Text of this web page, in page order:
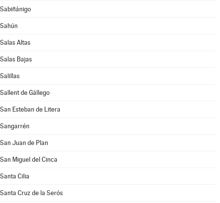
Sabiñánigo
Sahún
Salas Altas
Salas Bajas
Salillas
Sallent de Gállego
San Esteban de Litera
Sangarrén
San Juan de Plan
San Miguel del Cinca
Santa Cilia
Santa Cruz de la Serós